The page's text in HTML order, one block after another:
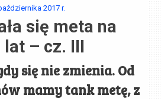
2017 r.
się meta na
– cz. III
się nie zmienia. Od
mamy tank metę, z